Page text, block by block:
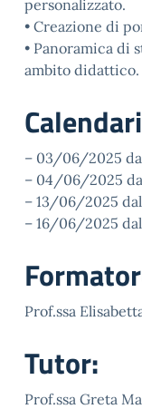
personalizzato.
• Creazione di
• Panoramica di
ambito didattico.
– 03/06/2025
– 04/06/2025
– 13/06/2025
– 16/06/2025
Prof.ssa
Tutor:
Prof.ssa Greta